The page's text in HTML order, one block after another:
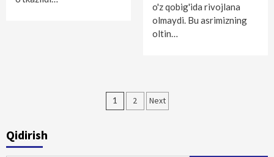
o'z qobig'ida rivojlana
olmaydi. Bu asrimizning
oltin…
Maqolalar
1 2 Next
Qidirish